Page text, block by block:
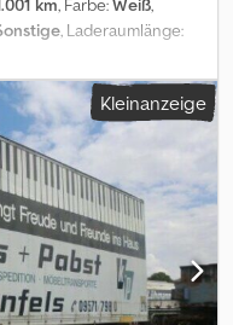
, Laderaumlänge:
Aufbau: NEUWERTIG!
einem Iveco 75E17
ZUBEHÖRANGABEN
und Irrtümer
Kleinanzeige